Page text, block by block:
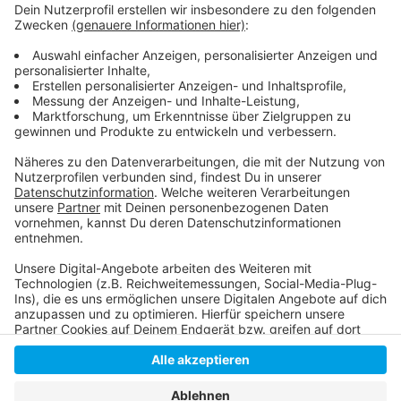
Anzeige
Die Fortuna will sich an diesem Wochenende wieder
etwas von der Abstiegsregion der Bundesliga
absetzen.
Anzeige
Anzeige